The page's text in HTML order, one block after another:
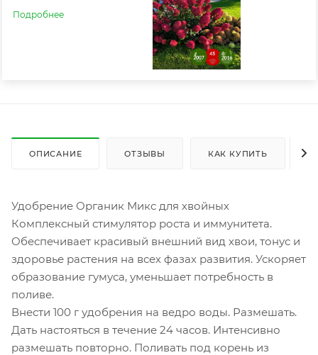
Подробнее
ОПИСАНИЕ ОТЗЫВЫ КАК КУПИТЬ
Удобрение Органик Микс для хвойных
Комплексный стимулятор роста и иммунитета.
Обеспечивает красивый внешний вид хвои, тонус и
здоровье растения на всех фазах развития. Ускоряет
образование гумуса, уменьшает потребность в
поливе.
Внести 100 г удобрения на ведро воды. Размешать.
Дать настояться в течение 24 часов. Интенсивно
размешать повторно. Поливать под корень из